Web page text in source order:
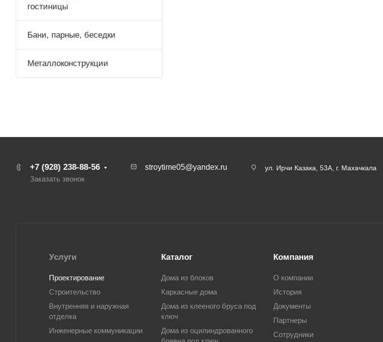
гостиницы
Бани, парные, беседки
Металлоконструкции
+7 (928) 238-88-56
Заказать звонок
stroytime05@yandex.ru ул. Ирчи Казака, 53А, г. Махачкала
Услуги
Проектирование
Строительство
Внутренняя и наружная
отделка
Инженерные коммуникации
Каталог
Дома из блоков
Каркасные дома
Дома из клееного бруса под
ключ
Дома из оцилиндрованного
Компания
О компании
История
Документы
Партнеры
Сотрудники